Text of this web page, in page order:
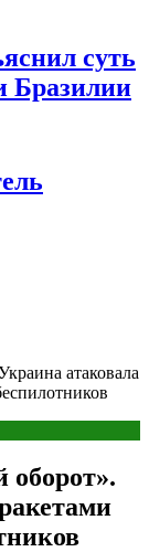
суть
Бразилии
атаковала
оборот».